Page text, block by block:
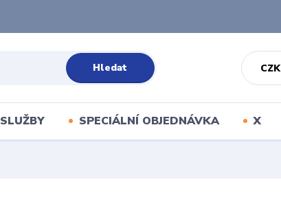
CZK
Hledat
SLUŽBY SPECIÁLNÍ OBJEDNÁVKA X